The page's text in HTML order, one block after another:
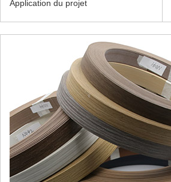
Application du projet